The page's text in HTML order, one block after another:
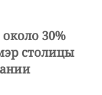
30%
столицы